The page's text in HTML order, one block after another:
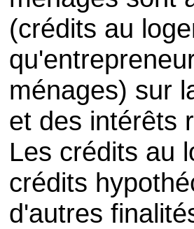
(crédits au
ménages) sur
et des intérêts
Les crédits au
crédits
d'autres